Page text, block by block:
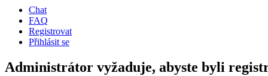
Chat
FAQ
Registrovat
Přihlásit se
Administrátor vyžaduje, abyste byli